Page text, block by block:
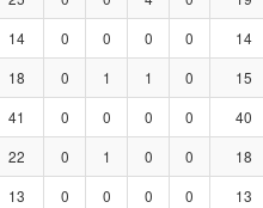
14 0 0 0 0 14
18 0 1 1 0 15
41 0 0 0 0 40
22 0 1 0 0 18
13 0 0 0 0 13